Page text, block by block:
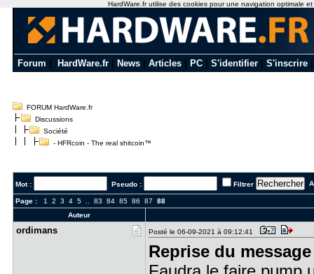
Forum HardWare.fr News Articles PC S'identifier S'inscrire
FORUM HardWare.fr
Discussions
Société
- HFRcoin - The real shitcoin™
Mot : Pseudo : Filtrer
Page : 1 2 3 4 5.. 83 84 85 86 87
88
Auteur
ordimans Posté le 06-09-2021 à 09:12:41
Reprise du
HardWare.fr utilise des cookies pour une navigation optimale